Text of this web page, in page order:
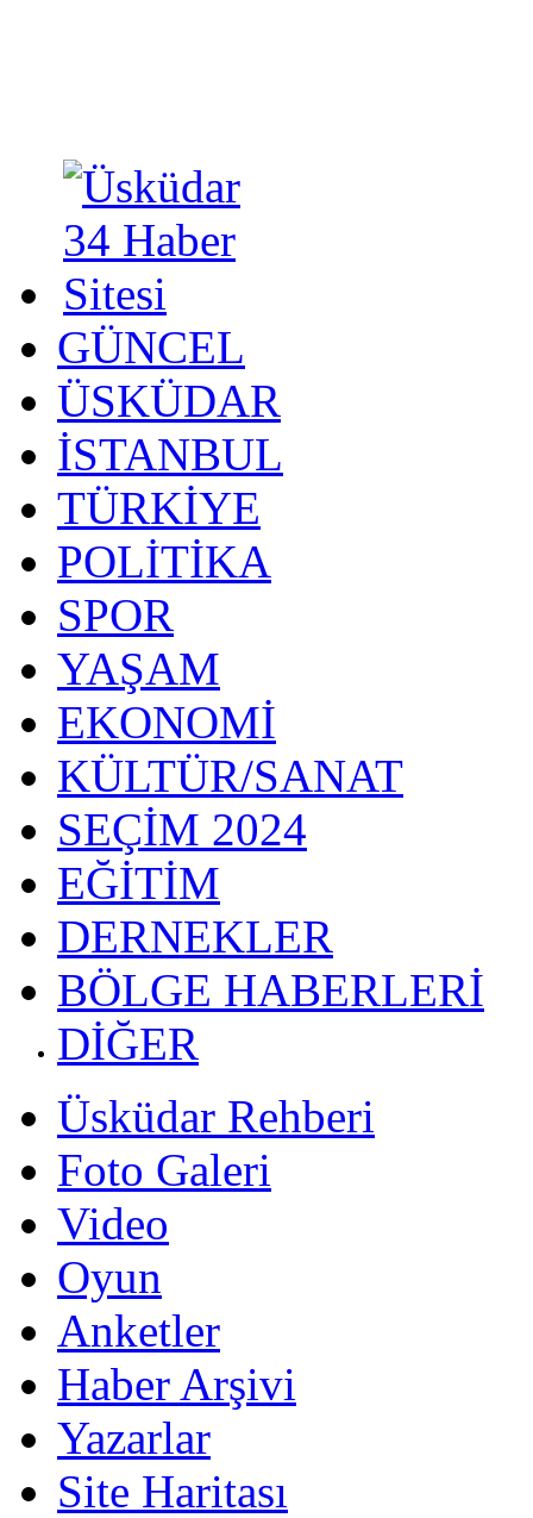
GÜNCEL
ÜSKÜDAR
İSTANBUL
TÜRKİYE
POLİTİKA
SPOR
YAŞAM
EKONOMİ
KÜLTÜR/SANAT
SEÇİM 2024
EĞİTİM
DERNEKLER
BÖLGE HABERLERİ
DİĞER
Üsküdar Rehberi
Foto Galeri
Video
Oyun
Anketler
Haber Arşivi
Yazarlar
Site Haritası